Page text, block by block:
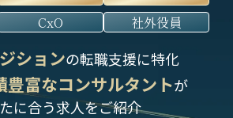
CxO 社外役員
ションの転職支援に特化
豊富なコンサルタントが
に合う求人をご紹介